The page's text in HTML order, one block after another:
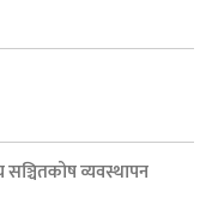
सञ्चितकोष व्यवस्थापन